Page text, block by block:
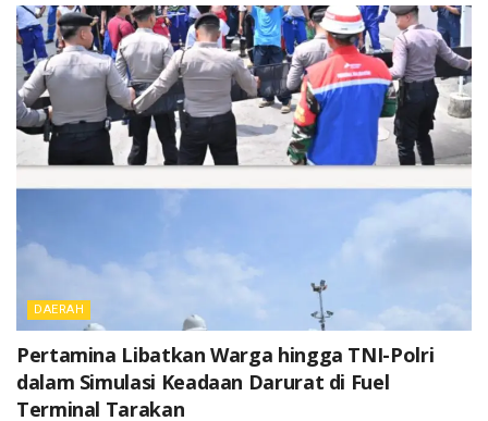
DAERAH
Pertamina Libatkan Warga hingga TNI-Polri
dalam Simulasi Keadaan Darurat di Fuel
Terminal Tarakan